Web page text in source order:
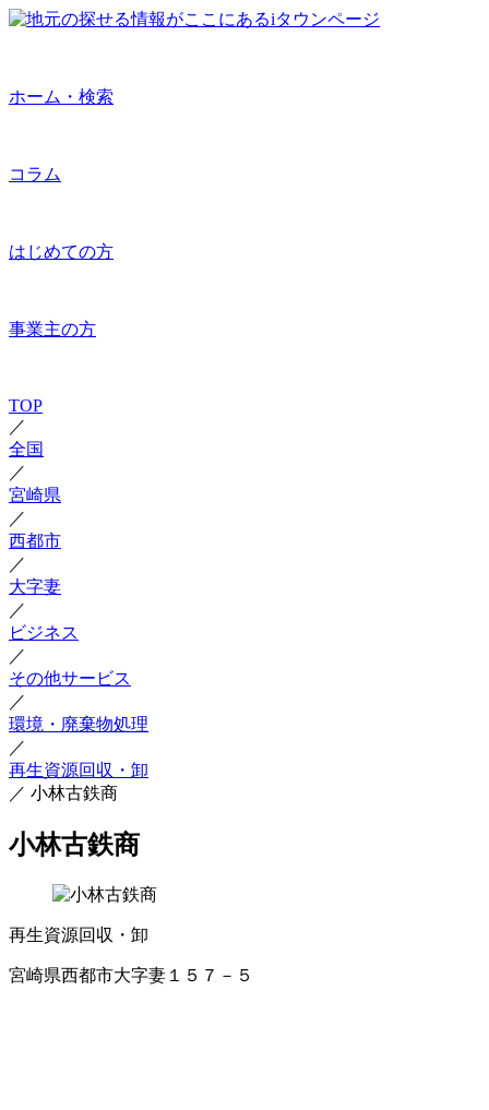
ホーム・検索
コラム
はじめての方
事業主の方
TOP
／
全国
／
宮崎県
／
西都市
／
大字妻
／
ビジネス
／
その他サービス
／
環境・廃棄物処理
／
再生資源回収・卸
／ 小林古鉄商
小林古鉄商
再生資源回収・卸
宮崎県西都市大字妻１５７－５